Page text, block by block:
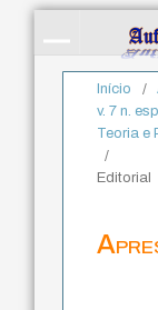
Início /
v. 7 n.
Teoria e
/
Editorial